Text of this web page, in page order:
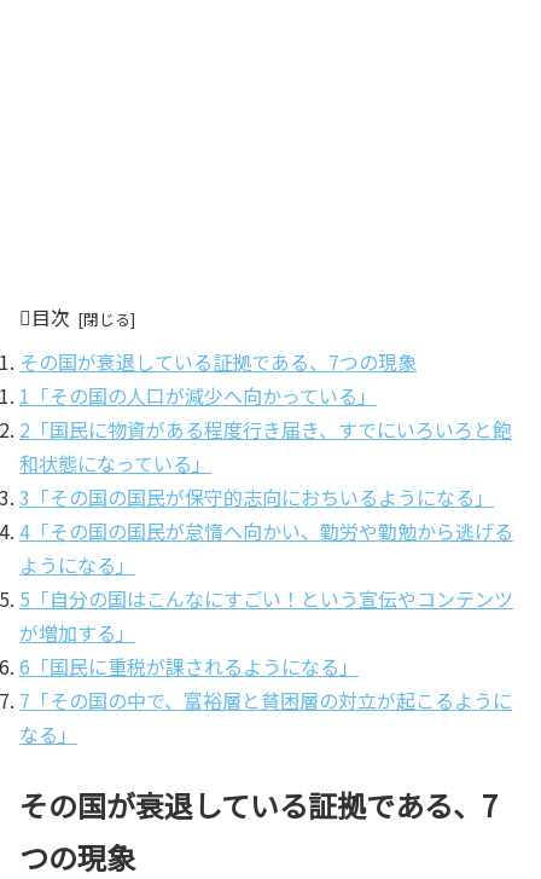
目次
その国が衰退している証拠である、7つの現象
1「その国の人口が減少へ向かっている」
2「国民に物資がある程度行き届き、すでにいろいろと飽
和状態になっている」
3「その国の国民が保守的志向におちいるようになる」
4「その国の国民が怠惰へ向かい、勤労や勤勉から逃げる
ようになる」
5「自分の国はこんなにすごい！という宣伝やコンテンツ
が増加する」
6「国民に重税が課されるようになる」
7「その国の中で、富裕層と貧困層の対立が起こるように
なる」
その国が衰退している証拠である、7
つの現象